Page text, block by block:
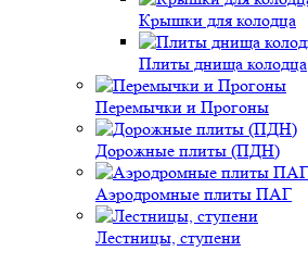
Крышки для колодца
Плиты днища колодца
Перемычки и Прогоны
Дорожные плиты (ПДН)
Аэродромные плиты ПАГ
Лестницы, ступени